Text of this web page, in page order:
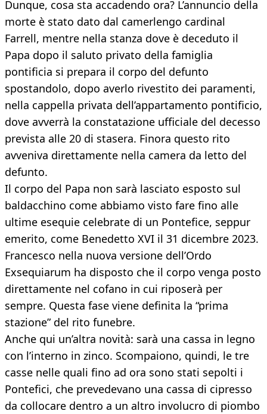
Dunque, cosa sta accadendo ora? L’annuncio della
morte è stato dato dal camerlengo cardinal
Farrell, mentre nella stanza dove è deceduto il
Papa dopo il saluto privato della famiglia
pontificia si prepara il corpo del defunto
spostandolo, dopo averlo rivestito dei paramenti,
nella cappella privata dell’appartamento pontificio,
dove avverrà la constatazione ufficiale del decesso
prevista alle 20 di stasera. Finora questo rito
avveniva direttamente nella camera da letto del
defunto.
Il corpo del Papa non sarà lasciato esposto sul
baldacchino come abbiamo visto fare fino alle
ultime esequie celebrate di un Pontefice, seppur
emerito, come Benedetto XVI il 31 dicembre 2023.
Francesco nella nuova versione dell’Ordo
Exsequiarum ha disposto che il corpo venga posto
direttamente nel cofano in cui riposerà per
sempre. Questa fase viene definita la “prima
stazione” del rito funebre.
Anche qui un’altra novità: sarà una cassa in legno
con l’interno in zinco. Scompaiono, quindi, le tre
casse nelle quali fino ad ora sono stati sepolti i
Pontefici, che prevedevano una cassa di cipresso
da collocare dentro a un altro involucro di piombo